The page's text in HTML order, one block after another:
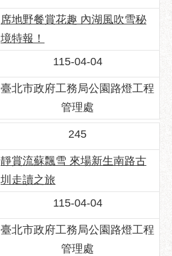
席地野餐賞花趣 內湖風吹雪秘
境特報！
115-04-04
臺北市政府工務局公園路燈工程
管理處
245
靜賞流蘇飄雪 來場新生南路古
圳走讀之旅
115-04-04
臺北市政府工務局公園路燈工程
管理處